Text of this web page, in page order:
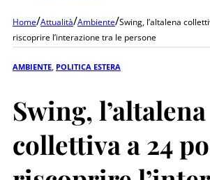
Home/Attualità/Ambiente/Swing, l’altalena
riscoprire l’interazione tra le persone
AMBIENTE POLITICA ESTERA
Swing, l’altalena
collettiva a 24